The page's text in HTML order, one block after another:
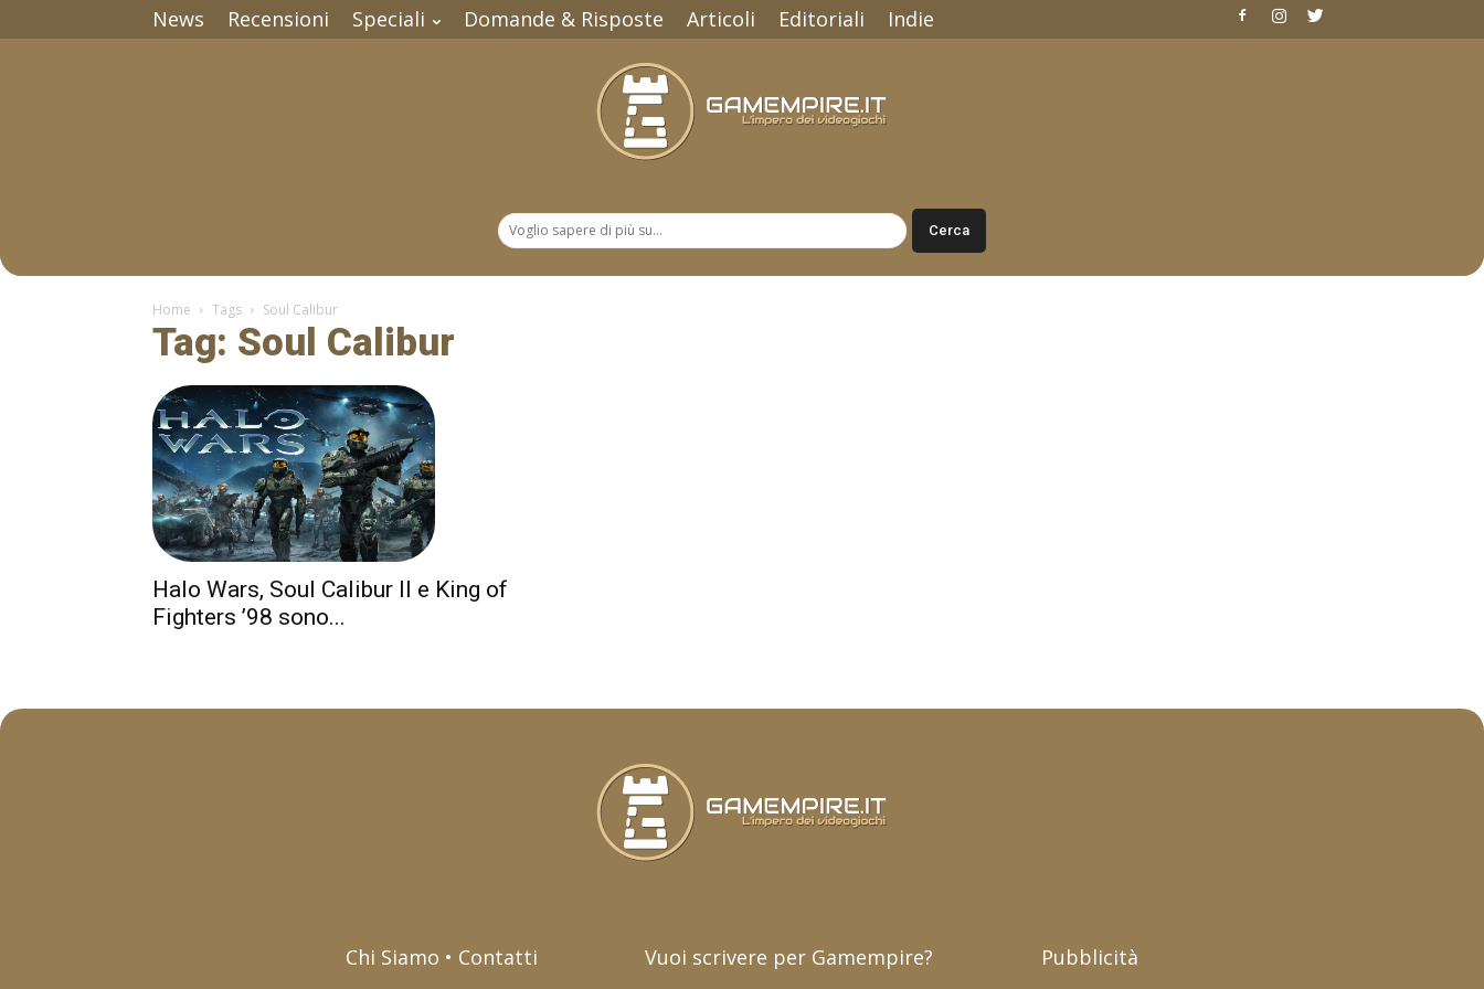
News Recensioni Speciali Domande & Risposte Articoli Editoriali Indie
Home Tags Soul Calibur
Tag: Soul Calibur
Halo Wars, Soul Calibur II e King of
Fighters ’98 sono...
Chi Siamo • Contatti Vuoi scrivere per Gamempire? Pubblicità